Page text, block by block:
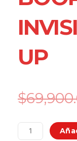
UP
$
Cinta
Levanta